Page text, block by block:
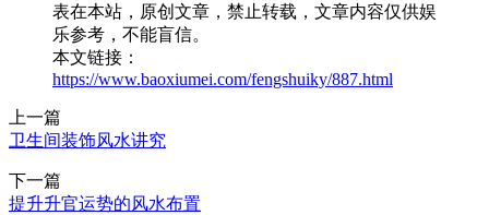
表在本站，原创文章，禁止转载，文章内容仅供娱
乐参考，不能盲信。
本文链接：
https://www.baoxiumei.com/fengshuiky/887.html
上一篇
卫生间装饰风水讲究
下一篇
提升升官运势的风水布置